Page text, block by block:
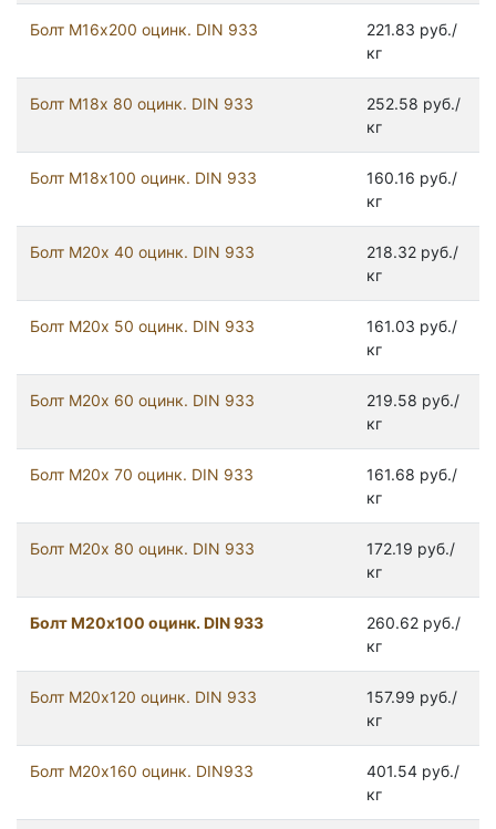
Болт М16х200 оцинк. DIN 933
221.83 руб./
кг
Болт М18х 80 оцинк. DIN 933
252.58 руб./
кг
Болт М18х100 оцинк. DIN 933
160.16 руб./
кг
Болт М20х 40 оцинк. DIN 933
218.32 руб./
кг
Болт М20х 50 оцинк. DIN 933
161.03 руб./
кг
Болт М20х 60 оцинк. DIN 933
219.58 руб./
кг
Болт М20х 70 оцинк. DIN 933
161.68 руб./
кг
Болт М20х 80 оцинк. DIN 933
172.19 руб./
кг
Болт М20х100 оцинк. DIN 933
260.62 руб./
кг
Болт М20х120 оцинк. DIN 933
157.99 руб./
кг
Болт М20х160 оцинк. DIN933
401.54 руб./
кг